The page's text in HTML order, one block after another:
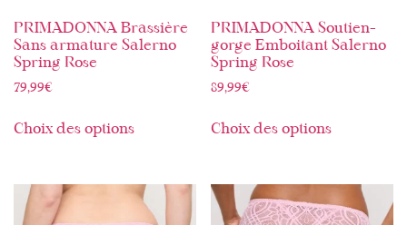
PRIMADONNA Brassière
Sans armature Salerno
Spring Rose
79,99€
Choix des options
PRIMADONNA Soutien-
gorge Emboitant Salerno
Spring Rose
89,99€
Choix des options